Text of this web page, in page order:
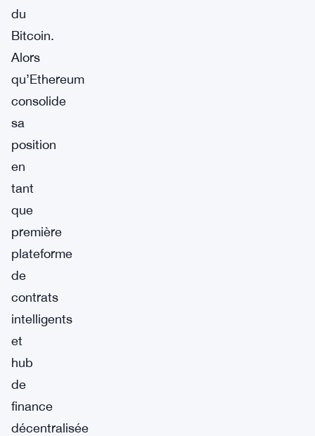
du
Bitcoin.
Alors
qu’Ethereum
consolide
sa
position
en
tant
que
première
plateforme
de
contrats
intelligents
et
hub
de
finance
décentralisée